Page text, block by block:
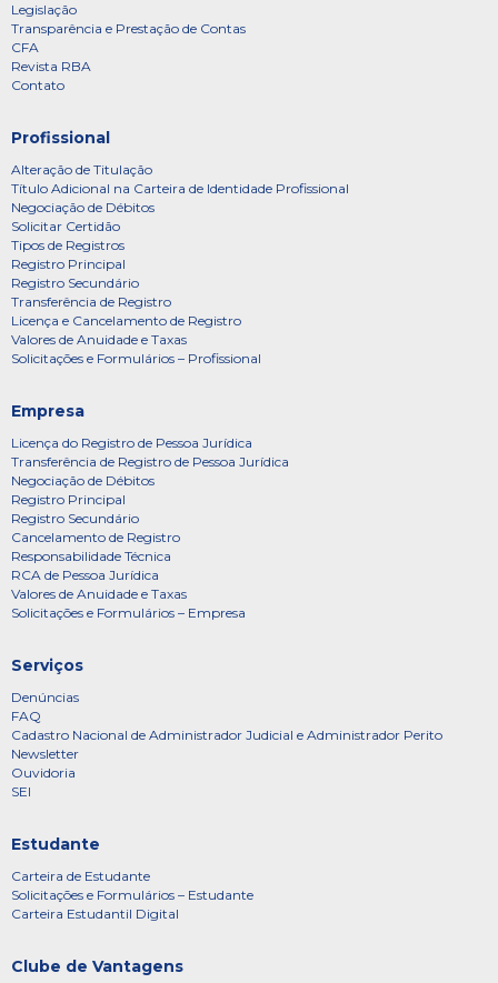
Legislação
Transparência e Prestação de Contas
CFA
Revista RBA
Contato
Profissional
Alteração de Titulação
Título Adicional na Carteira de Identidade Profissional
Negociação de Débitos
Solicitar Certidão
Tipos de Registros
Registro Principal
Registro Secundário
Transferência de Registro
Licença e Cancelamento de Registro
Valores de Anuidade e Taxas
Solicitações e Formulários – Profissional
Empresa
Licença do Registro de Pessoa Jurídica
Transferência de Registro de Pessoa Jurídica
Negociação de Débitos
Registro Principal
Registro Secundário
Cancelamento de Registro
Responsabilidade Técnica
RCA de Pessoa Jurídica
Valores de Anuidade e Taxas
Solicitações e Formulários – Empresa
Serviços
Denúncias
FAQ
Cadastro Nacional de Administrador Judicial e Administrador Perito
Newsletter
Ouvidoria
SEI
Estudante
Carteira de Estudante
Solicitações e Formulários – Estudante
Carteira Estudantil Digital
Clube de Vantagens